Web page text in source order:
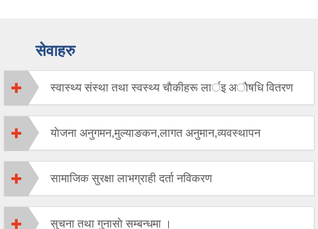
सेवाहरु
स्वास्थ्य संस्था तथा स्वस्थ्य चाैकीहरू लार्इ अाैषधि वितरण
याेजना अनुगमन,मुल्याङकन,लागत अनुमान,व्यवस्थापन
सामाजिक सुरक्षा लाभग्राही दर्ता नविकरण
सुचना तथा गुनासाे सम्बन्धमा ।